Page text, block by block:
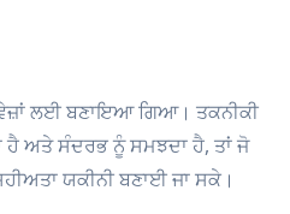
ਲਈ ਬਣਾਇਆ ਗਿਆ। ਤਕਨੀਕੀ
ਹੈ ਅਤੇ ਸੰਦਰਭ ਨੂੰ ਸਮਝਦਾ ਹੈ, ਤਾਂ ਜੋ
ਯਕੀਨੀ ਬਣਾਈ ਜਾ ਸਕੇ।